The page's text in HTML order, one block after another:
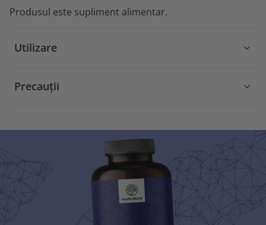
Produsul este supliment alimentar.
Utilizare
Precauții